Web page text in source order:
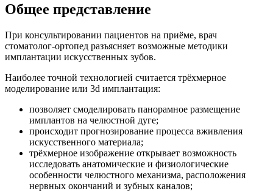
Общее представление
При консультировании пациентов на приёме, врач
стоматолог-ортопед разъясняет возможные методики
имплантации искусственных зубов.
Наиболее точной технологией считается трёхмерное
моделирование или 3d имплантация:
позволяет смоделировать панорамное размещение
имплантов на челюстной дуге;
происходит прогнозирование процесса вживления
искусственного материала;
трёхмерное изображение открывает возможность
исследовать анатомические и физиологические
особенности челюстного механизма, расположения
нервных окончаний и зубных каналов;